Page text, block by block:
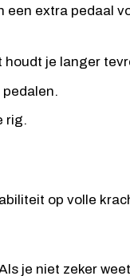
een extra pedaal
houdt je langer
rig.
op volle
je niet zeker